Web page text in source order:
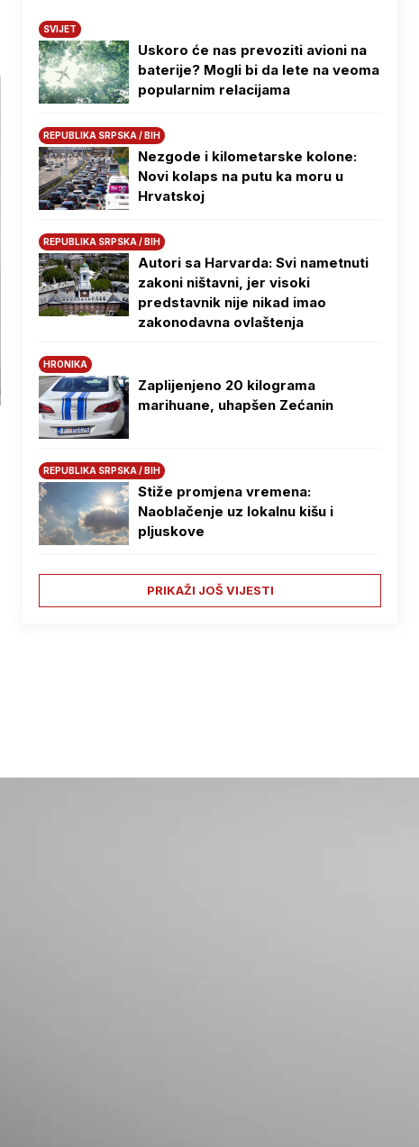
SVIJET
Uskoro će nas prevoziti avioni na
baterije? Mogli bi da lete na veoma
popularnim relacijama
REPUBLIKA SRPSKA / BIH
Nezgode i kilometarske kolone:
Novi kolaps na putu ka moru u
Hrvatskoj
REPUBLIKA SRPSKA / BIH
Autori sa Harvarda: Svi nametnuti
zakoni ništavni, jer visoki
predstavnik nije nikad imao
zakonodavna ovlaštenja
HRONIKA
Zaplijenjeno 20 kilograma
marihuane, uhapšen Zećanin
REPUBLIKA SRPSKA / BIH
Stiže promjena vremena:
Naoblačenje uz lokalnu kišu i
pljuskove
PRIKAŽI JOŠ VIJESTI